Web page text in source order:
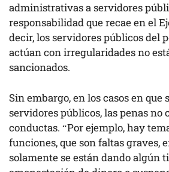
administrativas a servidores
responsabilidad que recae en el
decir, los servidores públicos del
actúan con irregularidades no
sancionados.
Sin embargo, en los casos en que
servidores públicos, las penas no
conductas. “Por ejemplo, hay
funciones, que son faltas graves,
solamente se están dando algún